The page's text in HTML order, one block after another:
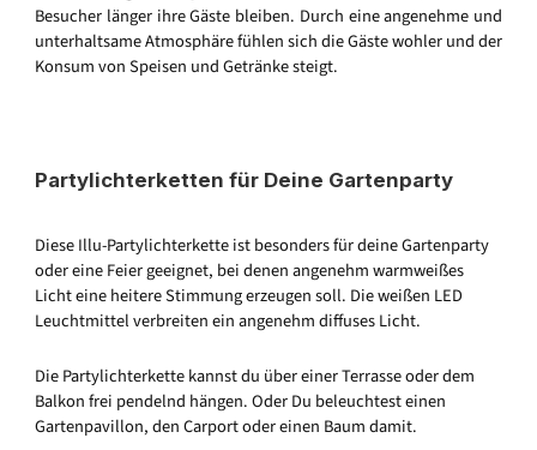
Besucher länger ihre Gäste bleiben. Durch eine angenehme und
unterhaltsame Atmosphäre fühlen sich die Gäste wohler und der
Konsum von Speisen und Getränke steigt.
Partylichterketten für Deine Gartenparty
Diese Illu-Partylichterkette ist besonders für deine Gartenparty
oder eine Feier geeignet, bei denen angenehm warmweißes
Licht eine heitere Stimmung erzeugen soll. Die weißen LED
Leuchtmittel verbreiten ein angenehm diffuses Licht.
Die Partylichterkette kannst du über einer Terrasse oder dem
Balkon frei pendelnd hängen. Oder Du beleuchtest einen
Gartenpavillon, den Carport oder einen Baum damit.